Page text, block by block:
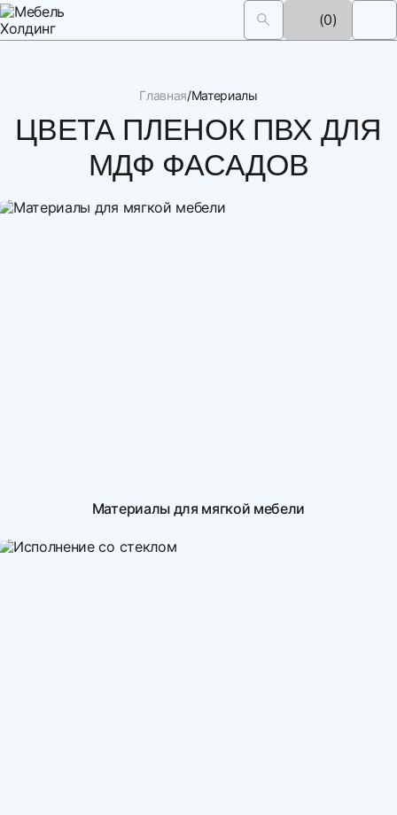
(0)
Главная Материалы
ЦВЕТА ПЛЕНОК ПВХ ДЛЯ
МДФ ФАСАДОВ
Материалы для мягкой мебели